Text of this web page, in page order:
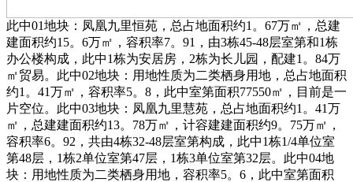
此中01地块：凤凰九里恒苑，总占地面积约1。67万㎡，总建
建面积约15。6万㎡，容积率7。91，由3栋45-48层室第和1栋
办公楼构成，此中1栋为安居房，2栋为长儿园，配建1。84万
㎡贸易。此中02地块：用地性质为二类栖身用地，总占地面积
约1。41万㎡，容积率5。8，此中室第面积77550㎡，目前是一
片空位。此中03地块：凤凰九里慧苑，总占地面积约1。41万
㎡，总建建面积约13。78万㎡，计容建建面积约9。75万㎡，
容积率6。92，共由4栋32-48层室第构成，此中1栋1/4单位室
第48层，1栋2单位室第47层，1栋3单位室第32层。此中04地
块：用地性质为二类栖身用地，容积率5。6，此中室第面积